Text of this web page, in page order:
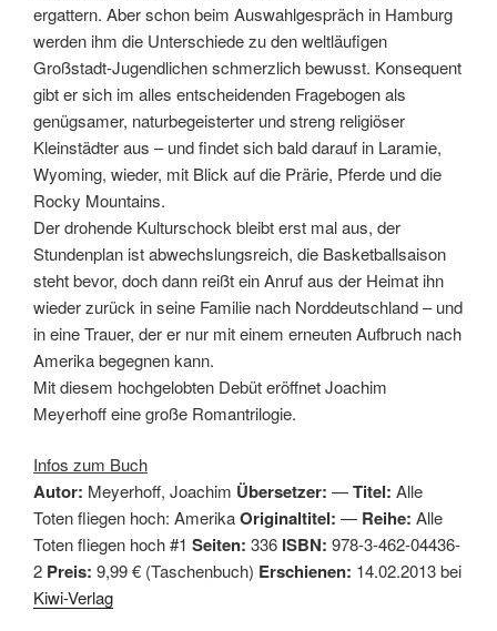
ergattern. Aber schon beim Auswahlgespräch in Hamburg
werden ihm die Unterschiede zu den weltläufigen
Großstadt-Jugendlichen schmerzlich bewusst. Konsequent
gibt er sich im alles entscheidenden Fragebogen als
genügsamer, naturbegeisterter und streng religiöser
Kleinstädter aus – und findet sich bald darauf in Laramie,
Wyoming, wieder, mit Blick auf die Prärie, Pferde und die
Rocky Mountains.
Der drohende Kulturschock bleibt erst mal aus, der
Stundenplan ist abwechslungsreich, die Basketballsaison
steht bevor, doch dann reißt ein Anruf aus der Heimat ihn
wieder zurück in seine Familie nach Norddeutschland – und
in eine Trauer, der er nur mit einem erneuten Aufbruch nach
Amerika begegnen kann.
Mit diesem hochgelobten Debüt eröffnet Joachim
Meyerhoff eine große Romantrilogie.
Infos zum Buch
Autor: Meyerhoff, Joachim Übersetzer: —Titel: Alle
Toten fliegen hoch: AmerikaOriginaltitel: — Reihe: Alle
Toten fliegen hoch #1 Seiten: 336 ISBN: 978-3-462-04436-
2 Preis: 9,99 € (Taschenbuch) Erschienen: 14.02.2013 bei
Kiwi-Verlag